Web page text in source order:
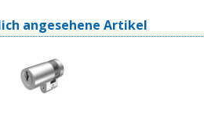
angesehene Artikel